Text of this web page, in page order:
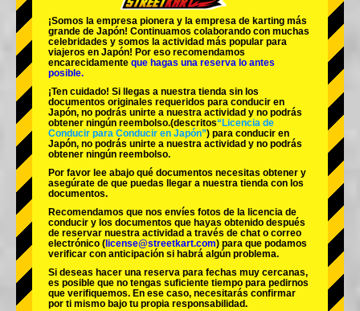
Tokyo Akihabara#2
Tokyo Shibuya Annex Tokyo Bay
Tokyo Asakusa
¡Somos la empresa pionera y la empresa de karting más
grande de Japón! Continuamos colaborando con muchas
celebridades y somos la actividad más popular para
viajeros en Japón! Por eso recomendamos
encarecidamente que hagas una reserva lo antes
posible.
¡Ten cuidado! Si llegas a nuestra tienda sin los
documentos originales requeridos para conducir en
Japón, no podrás unirte a nuestra actividad y no podrás
obtener ningún reembolso.(descritos“Licencia de
Conducir para Conducir en Japón”) para conducir en
Japón, no podrás unirte a nuestra actividad y no podrás
obtener ningún reembolso.
Por favor lee abajo qué documentos necesitas obtener y
asegúrate de que puedas llegar a nuestra tienda con los
documentos.
Recomendamos que nos envíes fotos de la licencia de
conducir y los documentos que hayas obtenido después
de reservar nuestra actividad a través de chat o correo
electrónico ( license@streetkart.com) para que podamos
verificar con anticipación si habrá algún problema.
Si deseas hacer una reserva para fechas muy cercanas,
es posible que no tengas suficiente tiempo para pedirnos
que verifiquemos. En ese caso, necesitarás confirmar
por ti mismo bajo tu propia responsabilidad.